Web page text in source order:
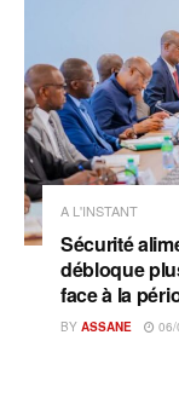
A L'INSTANT
Sécurité
débloque
face à la
BY ASSANE 06/